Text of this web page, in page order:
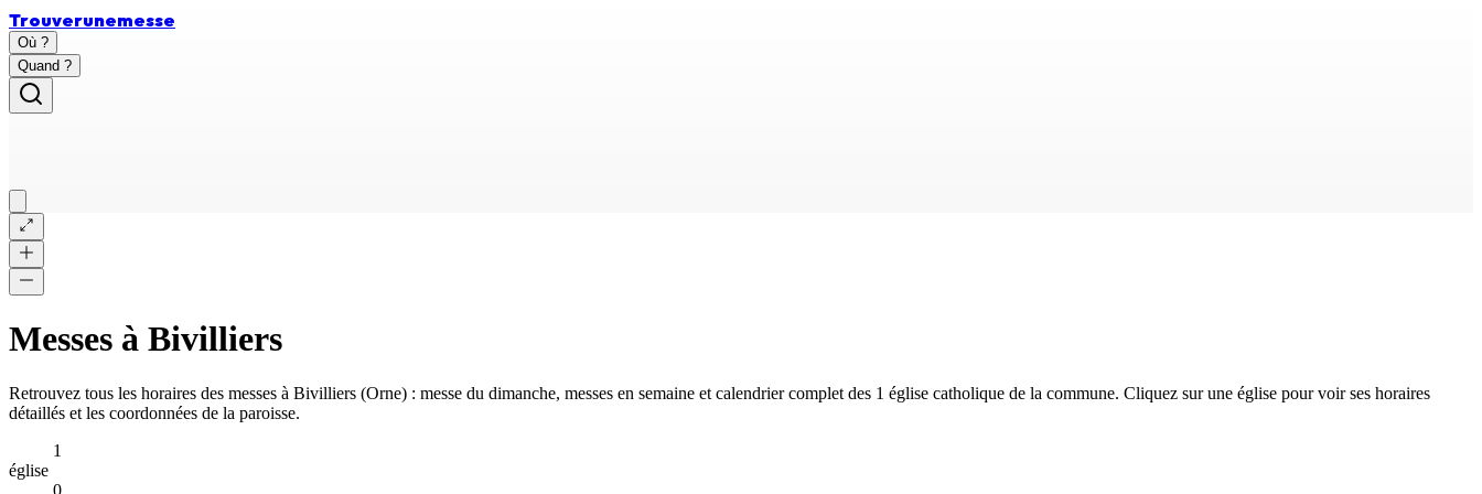
Trouverunemesse
Où ?
Quand ?
Messes à Bivilliers
Retrouvez tous les horaires des messes à Bivilliers (Orne) : messe du dimanche, messes en semaine et calendrier complet des 1 église catholique de la commune. Cliquez sur une église pour voir ses horaires
détaillés et les coordonnées de la paroisse.
1
église
0